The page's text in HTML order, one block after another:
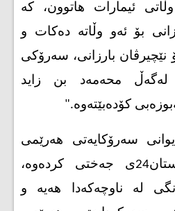
له‌ وڵاتی ئیمارات هاتوون، كه‌
بۆ ئه‌و وڵاته‌ ده‌كات و
نێچیرڤان بارزانی، سەرۆکی
لەگەڵ محەمەد بن زاید
کۆدەبێتەوە".
سەرۆکایەتی هەرێمی
کوردستان بۆ کوردستان24ی جه‌ختی كرده‌وه‌،
لە ناوچەکەدا هەیە و